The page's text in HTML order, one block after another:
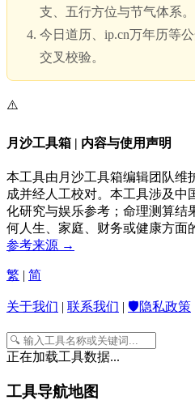
支、五行方位与节气体系。
今日道历、ip.cn万年历等
交叉校验。
⚠️
月沙工具箱 | 内容与使用声明
本工具由月沙工具箱编辑团队维
成并经人工校对。本工具涉及中
化研究与娱乐参考；命理测算结
何人生、家庭、财务或健康方面
参考来源 →
繁 | 简
关于我们 | 联系我们 | 🛡️隐私政策
正在加载工具数据...
工具导航地图